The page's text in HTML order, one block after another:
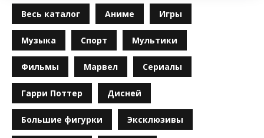
Весь каталог Аниме Игры
Музыка Спорт Мультики
Фильмы Марвел Сериалы
Гарри Поттер Дисней
Большие фигурки Эксклюзивы